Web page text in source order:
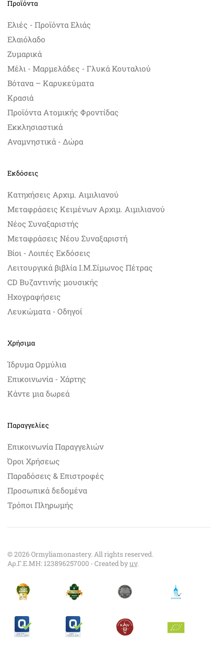
Προϊόντα
Ελιές - Προϊόντα Ελιάς
Ελαιόλαδο
Ζυμαρικά
Μέλι - Μαρμελάδες - Γλυκά Κουταλιού
Βότανα – Καρυκεύματα
Κρασιά
Προϊόντα Ατομικής Φροντίδας
Εκκλησιαστικά
Αναμνηστικά - Δώρα
Εκδόσεις
Κατηχήσεις Αρχιμ. Αιμιλιανού
Μεταφράσεις Κειμένων Αρχιμ. Αιμιλιανού
Νέος Συναξαριστής
Μεταφράσεις Νέου Συναξαριστή
Βίοι - Λοιπές Εκδόσεις
Λειτουργικά βιβλία Ι.Μ.Σίμωνος Πέτρας
CD Βυζαντινής μουσικής
Ηχογραφήσεις
Λευκώματα - Οδηγοί
Χρήσιμα
Ίδρυμα Ορμύλια
Επικοινωνία - Χάρτης
Κάντε μια δωρεά
Παραγγελίες
Επικοινωνία Παραγγελιών
Όροι Χρήσεως
Παραδόσεις & Επιστροφές
Προσωπικά δεδομένα
Τρόποι Πληρωμής
©2026Ormyliamonastery. All rights reserved.
Αρ.Γ.Ε.ΜΗ: 123896257000 - Created byuv.